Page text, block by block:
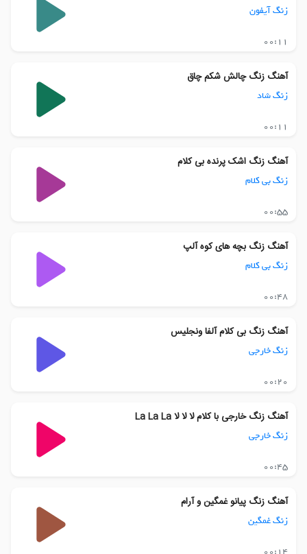
زنگ آیفون
00:11
آهنگ زنگ چالش شکم چاق
زنگ شاد
00:11
آهنگ زنگ اشک پرنده بی کلام
زنگ بی کلام
00:55
آهنگ زنگ بچه های کوه آلپ
زنگ بی کلام
00:48
آهنگ زنگ بی کلام آلفا ونجلیس
زنگ خارجی
00:20
آهنگ زنگ خارجی با کلام لا لا لا La La La
زنگ خارجی
00:45
آهنگ زنگ پیانو غمگین و آرام
زنگ غمگین